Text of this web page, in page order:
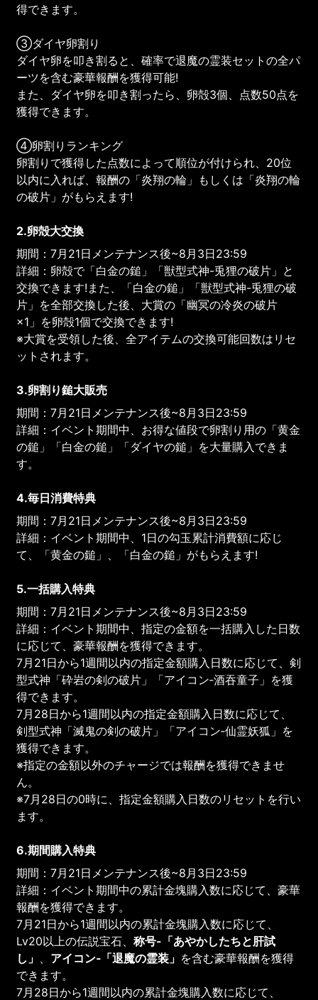
得できます。
③ダイヤ卵割り
ダイヤ卵を叩き割ると、確率で退魔の霊装セットの全パ
ーツを含む豪華報酬を獲得可能!
また、ダイヤ卵を叩き割ったら、卵殻3個、点数50点を
獲得できます。
④卵割りランキング
卵割りで獲得した点数によって順位が付けられ、20位
以内に入れば、報酬の「炎翔の輪」もしくは「炎翔の輪
の破片」がもらえます!
2.卵殻大交換
期間：7月21日メンテナンス後~8月3日23:59
詳細：卵殻で「白金の鎚」「獣型式神-兎狸の破片」と
交換できます!また、「白金の鎚」「獣型式神-兎狸の破
片」を全部交換した後、大賞の「幽冥の冷炎の破片
×1」を卵殻1個で交換できます!
※大賞を受領した後、全アイテムの交換可能回数はリセ
ットされます。
3.卵割り鎚大販売
期間：7月21日メンテナンス後~8月3日23:59
詳細：イベント期間中、お得な値段で卵割り用の「黄金
の鎚」「白金の鎚」「ダイヤの鎚」を大量購入できま
す。
4.毎日消費特典
期間：7月21日メンテナンス後~8月3日23:59
詳細：イベント期間中、1日の勾玉累計消費額に応じ
て、「黄金の鎚」、「白金の鎚」がもらえます!
5.一括購入特典
期間：7月21日メンテナンス後~8月3日23:59
詳細：イベント期間中、指定の金額を一括購入した日数
に応じて、豪華報酬を獲得できます。
7月21日から1週間以内の指定金額購入日数に応じて、剣
型式神「砕岩の剣の破片」「アイコン‐酒吞童子」を獲
得できます。
7月28日から1週間以内の指定金額購入日数に応じて、
剣型式神「滅鬼の剣の破片」「アイコン‐仙霊妖狐」を
獲得できます。
※指定の金額以外のチャージでは報酬を獲得できませ
ん。
※7月28日の0時に、指定金額購入日数のリセットを行い
ます。
6.期間購入特典
期間：7月21日メンテナンス後~8月3日23:59
詳細：イベント期間中の累計金塊購入数に応じて、豪華
報酬を獲得できます。
7月21日から1週間以内の累計金塊購入数に応じて、
Lv20以上の伝説宝石、称号- 「あやかしたちと肝試
し 」 アイコン‐「退魔の霊装」 を含む豪華報酬を獲得
できます。
7月28日から1週間以内の累計金塊購入数に応じて、